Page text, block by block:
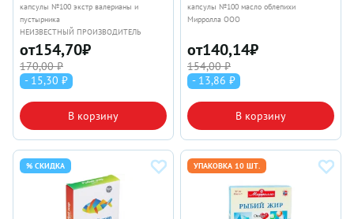
капсулы №100 экстр валерианы и
пустырника
НЕИЗВЕСТНЫЙ ПРОИЗВОДИТЕЛЬ
от154,70₽
170,00 ₽
- 15,30 ₽
В корзину
капсулы №100 масло облепихи
Мирролла ООО
от140,14₽
154,00 ₽
- 13,86 ₽
В корзину
% СКИДКА УПАКОВКА 10 ШТ.